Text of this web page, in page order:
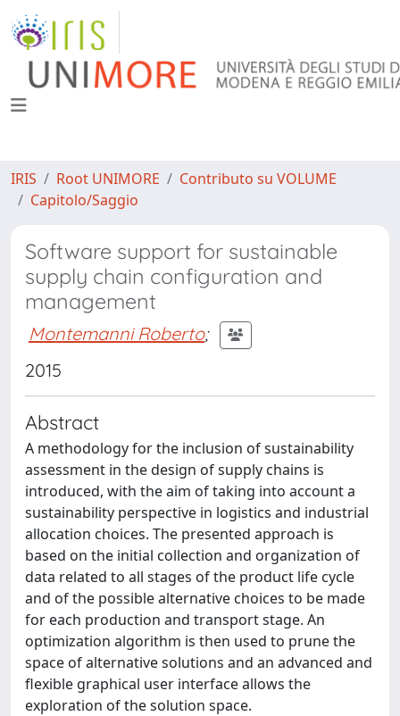
IRIS Root UNIMORE
Contributo su VOLUME
Capitolo/Saggio
Software support for sustainable
supply chain configuration and
management
Montemanni Roberto;
2015
Abstract
A methodology for the inclusion of sustainability
assessment in the design of supply chains is
introduced, with the aim of taking into account a
sustainability perspective in logistics and industrial
allocation choices. The presented approach is
based on the initial collection and organization of
data related to all stages of the product life cycle
and of the possible alternative choices to be made
for each production and transport stage. An
optimization algorithm is then used to prune the
space of alternative solutions and an advanced and
flexible graphical user interface allows the
exploration of the solution space.